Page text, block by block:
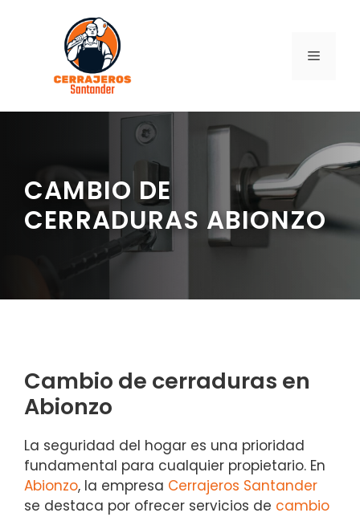
contenido
MENÚ
CAMBIO DE
CERRADURAS ABIONZO
Cambio de cerraduras en
Abionzo
La seguridad del hogar es una prioridad
fundamental para cualquier propietario. En
Abionzo, la empresa Cerrajeros Santander
se destaca por ofrecer servicios de cambio